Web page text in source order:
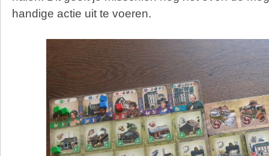
handige actie uit te voeren.